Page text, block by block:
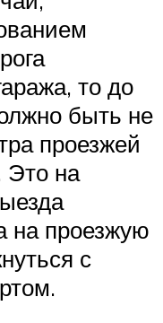
то до
быть не
проезжей
Это на
на проезжую
с